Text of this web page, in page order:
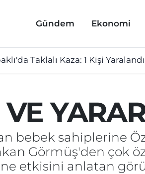
Gündem Ekonomi
Taklalı Kaza: 1 Kişi Yaralandı
bebek sahiplerine
Görmüş'den çok
etkisini anlatan